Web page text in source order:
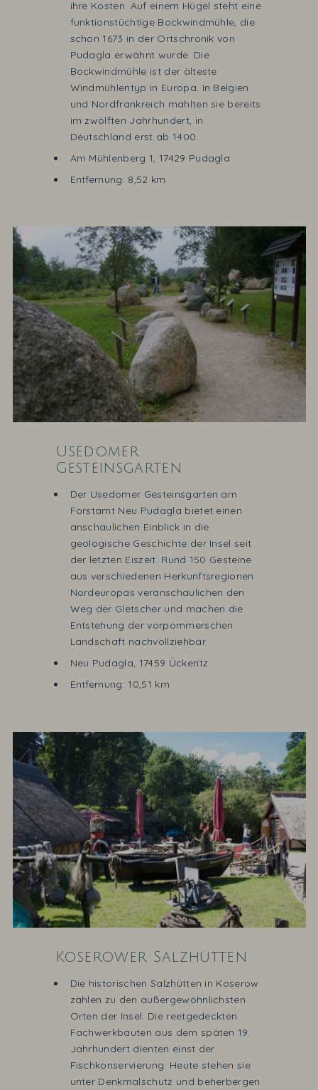
ihre Kosten. Auf einem Hügel steht eine
funktionstüchtige Bockwindmühle, die
schon 1673 in der Ortschronik von
Pudagla erwähnt wurde. Die
Bockwindmühle ist der älteste
Windmühlentyp in Europa. In Belgien
und Nordfrankreich mahlten sie bereits
im zwölften Jahrhundert, in
Deutschland erst ab 1400.
Am Mühlenberg 1, 17429 Pudagla
Entfernung: 8,52 km
Usedomer
Gesteinsgarten
Der Usedomer Gesteinsgarten am
Forstamt Neu Pudagla bietet einen
anschaulichen Einblick in die
geologische Geschichte der Insel seit
der letzten Eiszeit. Rund 150 Gesteine
aus verschiedenen Herkunftsregionen
Nordeuropas veranschaulichen den
Weg der Gletscher und machen die
Entstehung der vorpommerschen
Landschaft nachvollziehbar.
Neu Pudagla, 17459 Ückeritz
Entfernung: 10,51 km
Koserower Salzhütten
Die historischen Salzhütten in Koserow
zählen zu den außergewöhnlichsten
Orten der Insel. Die reetgedeckten
Fachwerkbauten aus dem späten 19.
Jahrhundert dienten einst der
Fischkonservierung. Heute stehen sie
unter Denkmalschutz und beherbergen